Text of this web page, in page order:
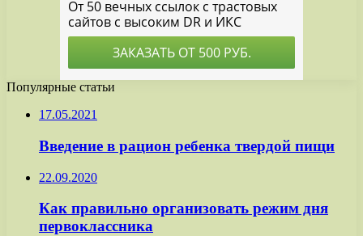
Популярные статьи
17.05.2021
Введение в рацион ребенка твердой пищи
22.09.2020
Как правильно организовать режим дня
первоклассника